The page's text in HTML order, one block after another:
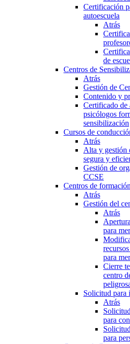
Certificación
autoescuela
Atrás
de
Centros de
Atrás
Gestión de
Contenido y
Certificado de
psicólogos
sensibilización
Cursos de
Atrás
Alta y gestión
segura y
Gestión de
CCSE
Centros de
Atrás
Gestión del
Atrás
para
para
Cierre
centro
Solicitud para
Atrás
para
para